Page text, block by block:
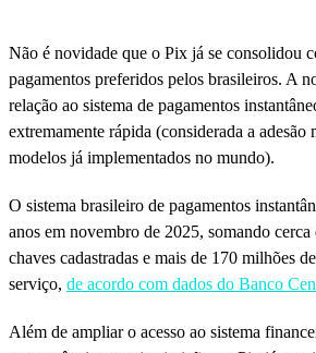
Não é novidade que o Pix já se consolidou
pagamentos preferidos pelos brasileiros. A
relação ao sistema de pagamentos
extremamente rápida (considerada a adesão
modelos já implementados no mundo).
O sistema brasileiro de pagamentos
anos em novembro de 2025, somando
chaves cadastradas e mais de 170 milhões
serviço, de acordo com dados do Banco
Além de ampliar o acesso ao sistema